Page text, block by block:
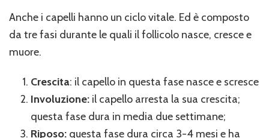
Anche i capelli hanno un ciclo vitale. Ed è composto
da tre fasi durante le quali il follicolo nasce, cresce e
muore.
Crescita: il capello in questa fase nasce e scresce
Involuzione: il capello arresta la sua crescita;
questa fase dura in media due settimane;
Riposo: questa fase dura circa 3-4 mesi e ha